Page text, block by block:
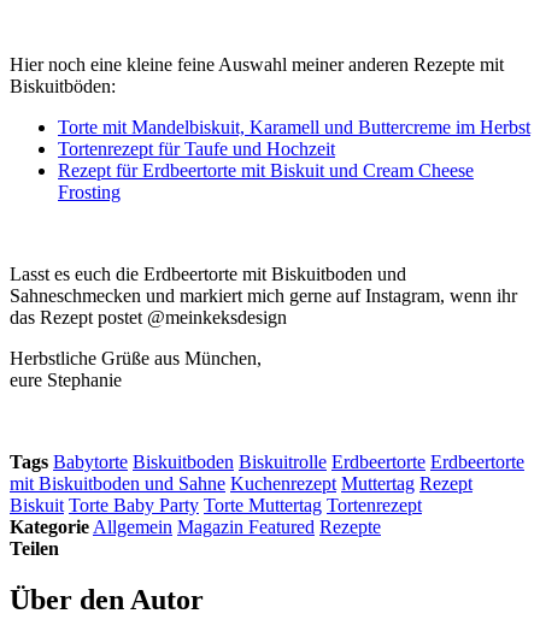
Hier noch eine kleine feine Auswahl meiner anderen Rezepte mit
Biskuitböden:
Torte mit Mandelbiskuit, Karamell und Buttercreme im Herbst
Tortenrezept für Taufe und Hochzeit
Rezept für Erdbeertorte mit Biskuit und Cream Cheese
Frosting
Lasst es euch die Erdbeertorte mit Biskuitboden und
Sahneschmecken und markiert mich gerne auf Instagram, wenn ihr
das Rezept postet @meinkeksdesign
Herbstliche Grüße aus München,
eure Stephanie
Tags Babytorte Biskuitboden Biskuitrolle Erdbeertorte Erdbeertorte
mit Biskuitboden und Sahne Kuchenrezept Muttertag Rezept
Biskuit Torte Baby Party Torte Muttertag Tortenrezept
Kategorie Allgemein Magazin Featured Rezepte
Teilen
Über den Autor